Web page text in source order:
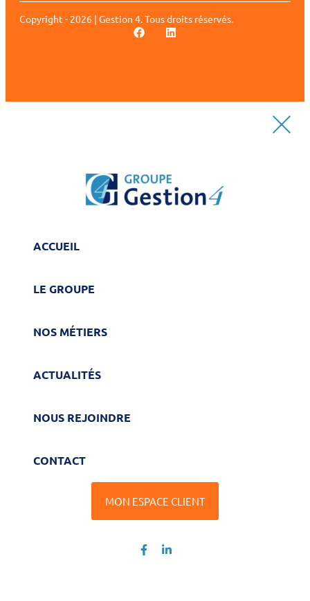
Copyright - 2026 | Gestion 4. Tous droits réservés.
ACCUEIL
LE GROUPE
NOS MÉTIERS
ACTUALITÉS
NOUS REJOINDRE
CONTACT
MON ESPACE CLIENT